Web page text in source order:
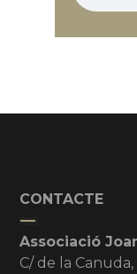
CONTACTE
Associació
C/ de la Canuda,